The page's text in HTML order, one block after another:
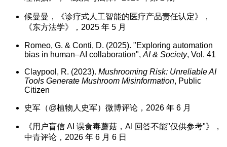
候曼曼，《诊疗式人工智能的医疗产品责任认定》，
《东方法学》，2025 年 5 月
Romeo, G. & Conti, D. (2025). "Exploring automation
bias in human–AI collaboration", AI & Society, Vol. 41
Claypool, R. (2023). Mushrooming Risk: Unreliable AI
Tools Generate Mushroom Misinformation, Public
Citizen
史军（@植物人史军）微博评论，2026 年 6 月
《用户盲信 AI 误食毒蘑菇，AI 回答不能"仅供参考"》，
中青评论，2026 年 6 月 6 日